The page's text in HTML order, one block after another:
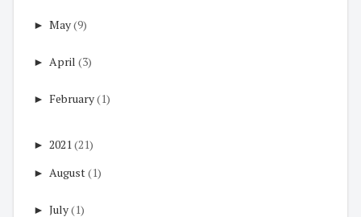
► May(9)
► April (3)
► February(1)
► 2021 (21)
► August(1)
► July(1)